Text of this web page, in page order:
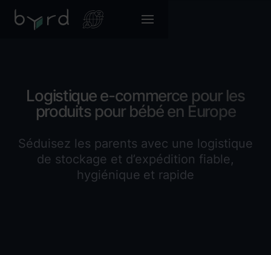
Logistique e-commerce pour les
produits pour bébé en Europe
Séduisez les parents avec une logistique
de stockage et d’expédition fiable,
hygiénique et rapide